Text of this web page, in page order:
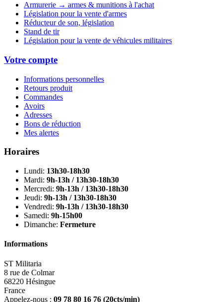
Armurerie → armes & munitions à l'achat
Législation pour la vente d'armes
Réducteur de son, législation
Stand de tir
Législation pour la vente de véhicules militaires
Votre compte
Informations personnelles
Retours produit
Commandes
Avoirs
Adresses
Bons de réduction
Mes alertes
Horaires
Lundi: 13h30-18h30
Mardi: 9h-13h / 13h30-18h30
Mercredi: 9h-13h / 13h30-18h30
Jeudi: 9h-13h / 13h30-18h30
Vendredi: 9h-13h / 13h30-18h30
Samedi: 9h-15h00
Dimanche: Fermeture
Informations
ST Militaria
8 rue de Colmar
68220 Hésingue
France
Appelez-nous : 09 78 80 16 76 (20cts/min)